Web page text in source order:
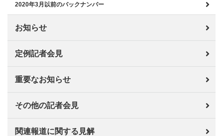
2020年3月以前のバックナンバー
お知らせ
定例記者会見
重要なお知らせ
その他の記者会見
関連報道に関する見解